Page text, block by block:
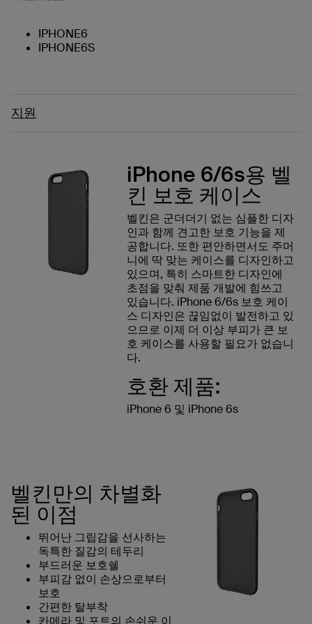
IPHONE6
IPHONE6S
지원
iPhone 6/6s용 벨
킨 보호 케이스
벨킨은 군더더기 없는 심플한 디자
인과 함께 견고한 보호 기능을 제
공합니다. 또한 편안하면서도 주머
니에 딱 맞는 케이스를 디자인하고
있으며, 특히 스마트한 디자인에
초점을 맞춰 제품 개발에 힘쓰고
있습니다. iPhone 6/6s 보호 케이
스 디자인은 끊임없이 발전하고 있
으므로 이제 더 이상 부피가 큰 보
호 케이스를 사용할 필요가 없습니
다.
호환 제품:
iPhone 6 및 iPhone 6s
벨킨만의 차별화
된 이점
뛰어난 그립감을 선사하는
독특한 질감의 테두리
부드러운 보호쉘
부피감 없이 손상으로부터
보호
간편한 탈부착
카메라 및 포트의 손쉬운 이